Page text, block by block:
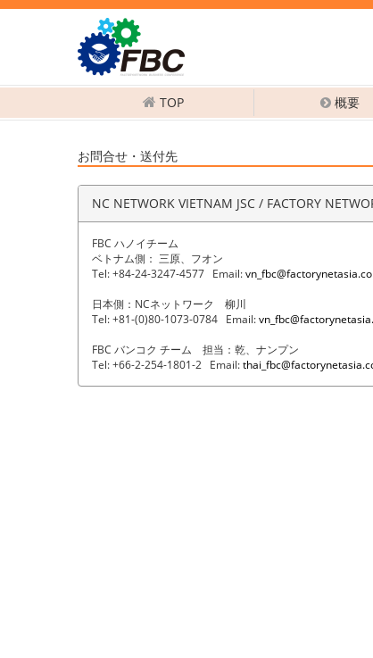
TOP 概要
お問合せ・送付先
NC NETWORK VIETNAM JSC / FACTORY
FBC ハノイチーム
ベトナム側： 三原、フオン
Tel: +84-24-3247-4577 Email:
日本側：NCネットワーク 柳川
Tel: +81-(0)80-1073-0784 Email:
FBC バンコク チーム 担当：乾、ナンプン
Tel: +66-2-254-1801-2 Email: